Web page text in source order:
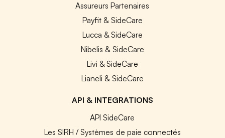
Assureurs Partenaires
Payfit & SideCare
Lucca & SideCare
Nibelis & SideCare
Livi & SideCare
Lianeli & SideCare
API & INTEGRATIONS
API SideCare
Les SIRH / Systèmes de paie connectés